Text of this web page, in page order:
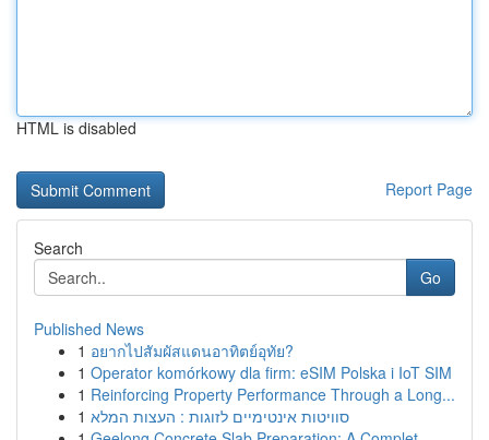
HTML is disabled
Report Page
Search
Go
Published News
1 อยากไปสัมผัสแดนอาทิตย์อุทัย?
1 Operator komórkowy dla firm: eSIM Polska i IoT SIM
1 Reinforcing Property Performance Through a Long...
1 סוויטות אינטימיים לזוגות : העצות המלא